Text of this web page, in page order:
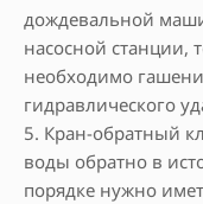
дождевальной
насосной станции,
необходимо
гидравлического
5. Кран-обратный
воды обратно в
порядке нужно